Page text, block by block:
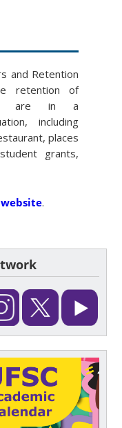
and Retention
retention of
are in a
including
places
grants,
website.